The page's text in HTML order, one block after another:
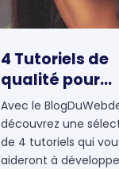
4 Tutoriels de
qualité pour
développer
compétences
Photoshop
Avec le
découvrez une
de 4 tutoriels qui
aideront à